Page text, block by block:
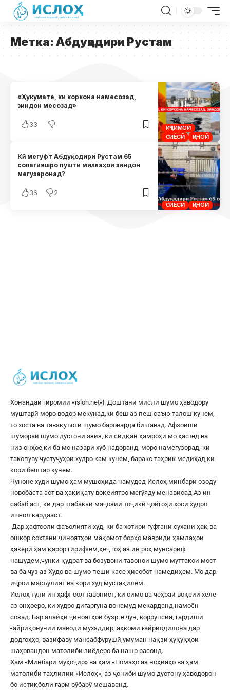
Метка:Абдуқодири Рустам
ИҶТИМОӢ
СИЁСӢ
ҶИНОӢ
«Ҳукумате, ки корхона намесозад,
зиндон месозад»
33
СИЁСӢ ҶИНОӢ
Кӣ мегуфт Абдуқодири Рустам 65
солагияшро пушти миллаҳои зиндон
мегузаронад?
36 2
Хонандаи гиромии «isloh.net«! Доштани мисли шумо ҳаводору
муштарӣ моро водор мекунад,ки беш аз пеш саъю талош кунем,
то хоста ва тавақуъоти шумо бароварда бишавад. Афзоиши
шумораи шумо дустони азиз, ки сидқан ҳамроҳи мо ҳастед ва
низ онҳое,ки ба мо назари хуб надоранд, моро намегузорад, ки
такопуву ҷустуҷуҳои худро кам кунем, баракс таҳрик медиҳад,ки
кори бештар кунем.
Чуноне худи шумо ҳам мушоҳида намудед Ислоҳ минбари озоду
новобаста аст ва ҳақиқату воқеиятро мегӯяду менависад.Аз ин
сабаб аст, ки дар шабакаи маҷозии тоҷикӣ ҷойгоҳи хоси худро
ишғол кардааст.
Дар ҳафтсоли фаъолияти худ, ки ба хотири гуфтани сухани ҳақ ва
ошкор сохтани ҷиноятҳои мақомот борҳо мавриди ҳамлаҳои
ҳакерӣ ҳам қарор гирифтем,ҳеҷ гоҳ аз ин роҳ мунсариф
нашудем,чунки қудрат ва бозувони тавонои шумо муттакои мост
ва ба ҷуз аз Худо ва шумо пеши касе ҳисобот намедиҳем. Мо дар
иҷрои масъулият ва кори худ мустақилем.
Ислоҳ тули ин ҳафт сол тавонист, ки симо ва чеҳраи воқеии хеле
аз онҳоеро, ки худро дигаргуна вонамуд мекарданд,намоён
созад. Бар алайҳи ҷиноятҳои бузрге чун, коррупсия, гардиши
ғайриқонунии маводи мухаддир, аҳкоми ғайриодилона дар
додгоҳҳо, вазифаву мансабфурушӣ,умуман нақзи ҳуқуқҳои
шаҳрвандон матолиби зиёдеро ба нашр расонд.
Ҳам «Минбари муҳоҷир» ва ҳам «Номаҳо аз ноҳияҳо ва ҳам
матолиби таҳлилии «Ислоҳ», аз ҷониби шумо дустону ҳаводорон
бо истиқболи гарм рӯбарӯ мешаванд.